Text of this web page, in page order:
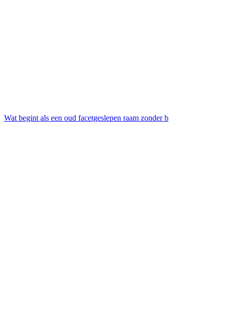
Wat begint als een oud facetgeslepen raam zonder b